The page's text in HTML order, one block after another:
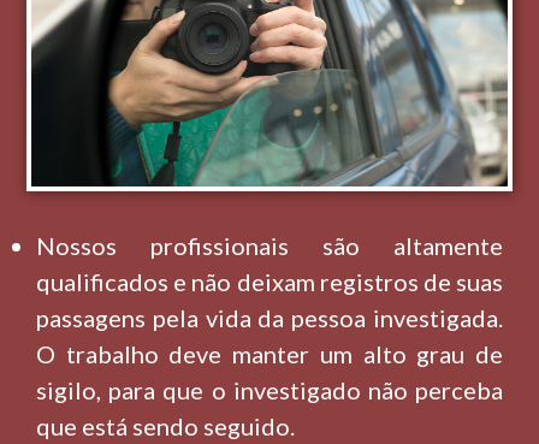
Nossos profissionais são altamente
qualificados e não deixam registros de suas
passagens pela vida da pessoa investigada.
O trabalho deve manter um alto grau de
sigilo, para que o investigado não perceba
que está sendo seguido.